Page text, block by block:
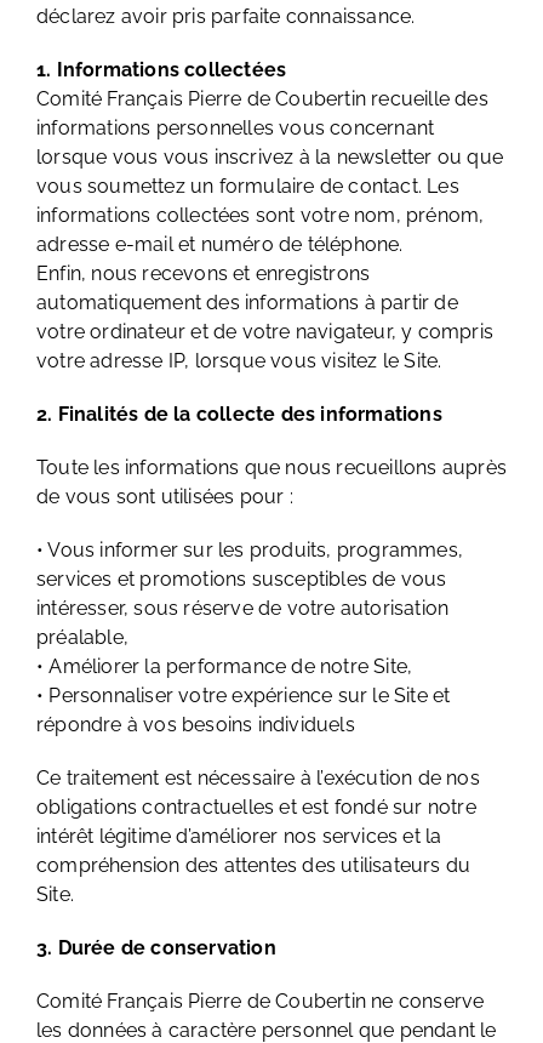
déclarez avoir pris parfaite connaissance.
1. Informations collectées
Comité Français Pierre de Coubertin recueille des
informations personnelles vous concernant
lorsque vous vous inscrivez à la newsletter ou que
vous soumettez un formulaire de contact. Les
informations collectées sont votre nom, prénom,
adresse e-mail et numéro de téléphone.
Enfin, nous recevons et enregistrons
automatiquement des informations à partir de
votre ordinateur et de votre navigateur, y compris
votre adresse IP, lorsque vous visitez le Site.
2. Finalités de la collecte des informations
Toute les informations que nous recueillons auprès
de vous sont utilisées pour :
• Vous informer sur les produits, programmes,
services et promotions susceptibles de vous
intéresser, sous réserve de votre autorisation
préalable,
• Améliorer la performance de notre Site,
• Personnaliser votre expérience sur le Site et
répondre à vos besoins individuels
Ce traitement est nécessaire à l’exécution de nos
obligations contractuelles et est fondé sur notre
intérêt légitime d’améliorer nos services et la
compréhension des attentes des utilisateurs du
Site.
3. Durée de conservation
Comité Français Pierre de Coubertin ne conserve
les données à caractère personnel que pendant le